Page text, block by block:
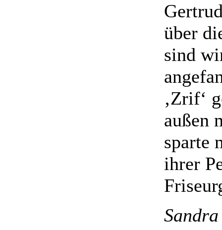
über
sind
‚Zrif‘
außen
sparte
ihrer